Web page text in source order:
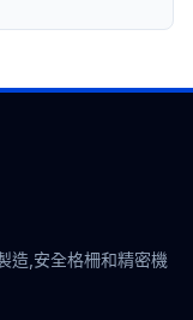
造,安全格柵和精密機